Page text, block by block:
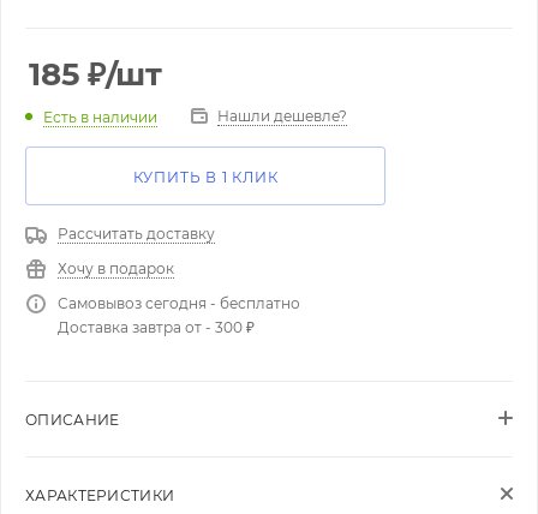
185 ₽/шт
Есть в наличии Нашли дешевле?
КУПИТЬ В 1 КЛИК
Рассчитать доставку
Хочу в подарок
Самовывоз сегодня - бесплатно
Доставка завтра от - 300 ₽
ОПИСАНИЕ
ХАРАКТЕРИСТИКИ